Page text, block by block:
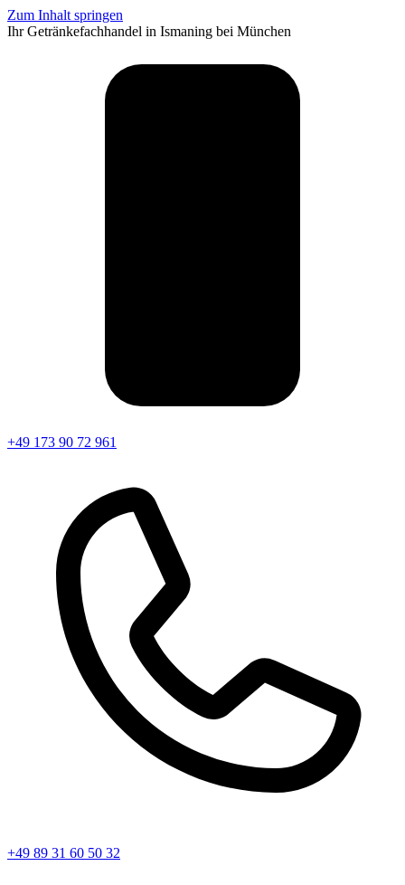
Zum Inhalt springen
Ihr Getränkefachhandel in Ismaning bei München
+49 173 90 72 961
+49 89 31 60 50 32